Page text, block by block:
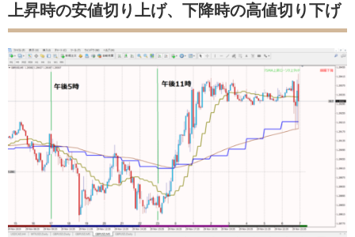
上昇時の安値切り上げ、下降時の高値切り下げ